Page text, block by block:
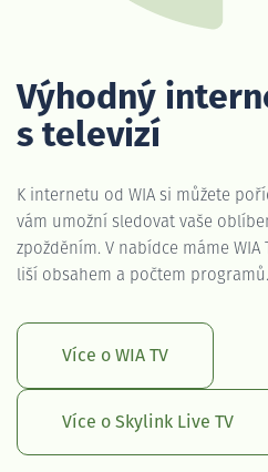
Výhodný
s televizí
K internetu od WIA si můžete
vám umožní sledovat vaše
zpožděním. V nabídce máme WIA
liší obsahem a počtem programů.
Více o WIA TV
Více o Skylink Live TV